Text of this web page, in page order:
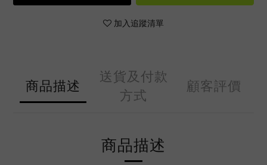
加入追蹤清單
商品描述
送貨及付款
方式
顧客評價
商品描述